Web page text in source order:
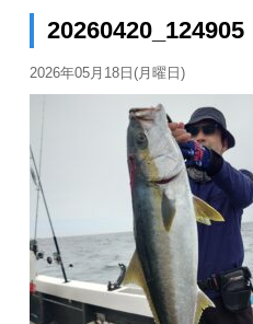
20260420_124905
2026年05月18日(月曜日)